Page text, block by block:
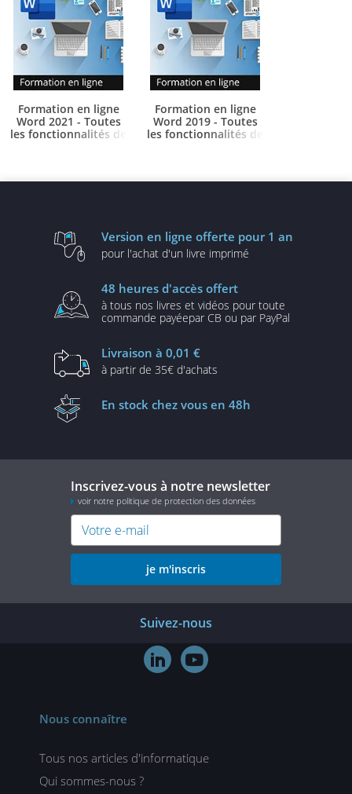
Formation en ligne
Word 2021 - Toutes
les fonctionnalités de
Valable 1 an, en illimité
Formation en ligne
Word 2019 - Toutes
les fonctionnalités de
Valable 1 an, en illimité
Version en ligne offerte pour 1 an
pour l'achat d'un livre imprimé
48 heures d'accès offert
à tous nos livres et vidéos pour toute
commande payéepar CB ou par PayPal
Livraison à 0,01 €
à partir de 35€ d'achats
En stock chez vous en 48h
Inscrivez-vous à notre newsletter
voir notre politique de protection des données
je m'inscris
Suivez-nous
 
Nous connaître
Tous nos articles d'informatique
Qui sommes-nous ?